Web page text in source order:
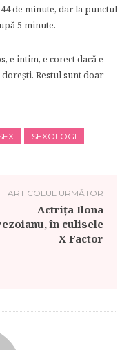
de minute, dar la punctul
5 minute.
e intim, e corect dacă e
Restul sunt doar
SEXOLOGI
ARTICOLUL URMĂTOR
Actrița Ilona
în culisele
X Factor